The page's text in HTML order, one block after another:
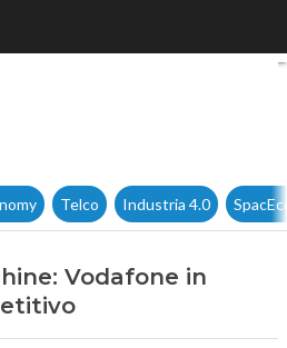
to-machine:
Telco Industria 4.0
Vodafone in